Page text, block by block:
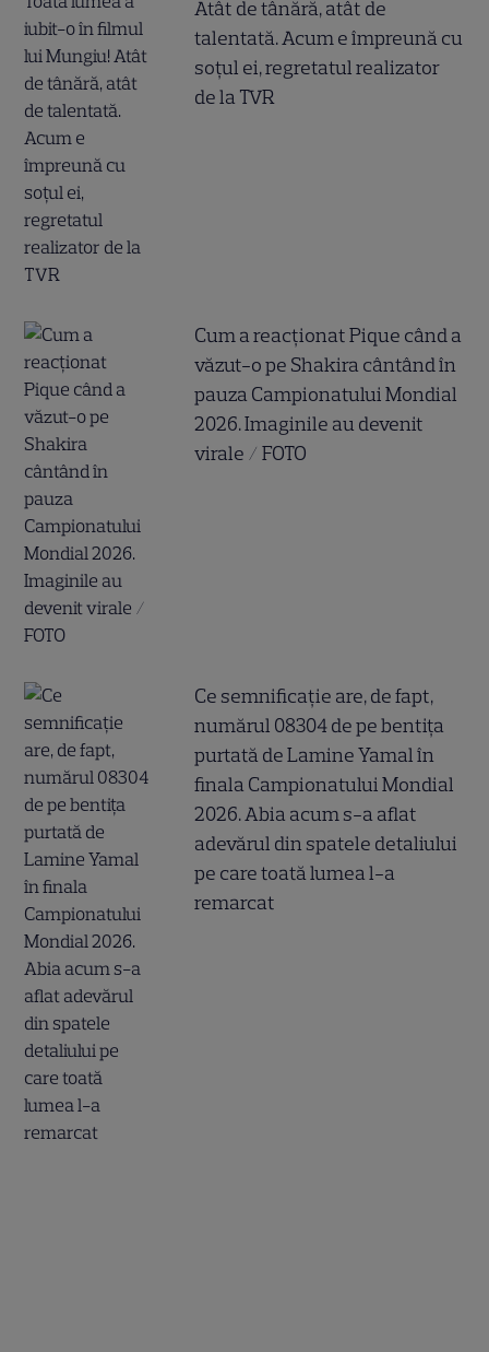
Atât de tânără, atât de
talentată. Acum e împreună cu
soțul ei, regretatul realizator
de la TVR
Cum a reacționat Pique când a
văzut-o pe Shakira cântând în
pauza Campionatului Mondial
2026. Imaginile au devenit
virale / FOTO
Ce semnificație are, de fapt,
numărul 08304 de pe bentița
purtată de Lamine Yamal în
finala Campionatului Mondial
2026. Abia acum s-a aflat
adevărul din spatele detaliului
pe care toată lumea l-a
remarcat